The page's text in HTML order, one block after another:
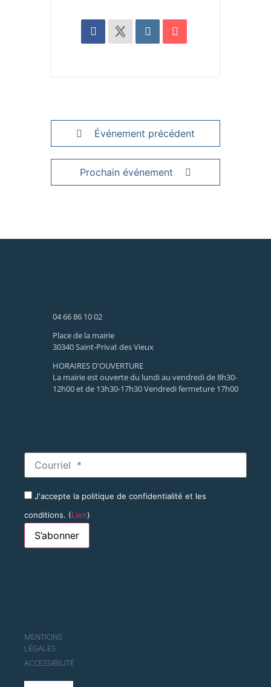
Événement précédent
Prochain événement
04 66 86 10 02
Place de la mairie
30340 Saint-Privat des Vieux
HORAIRES D'OUVERTURE
La mairie est ouverte du lundi au vendredi de 8h30-
12h00 et de 13h30-17h30 Vendredi fermeture 17h00
J'accepte la politique de confidentialité et les
conditions. (Lien)
MENTIONS
LÉGALES
ACCESSIBILITÉ